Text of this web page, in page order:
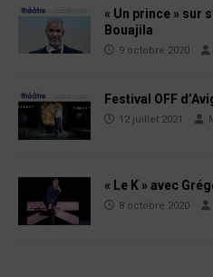
« Un prince » sur
Bouajila
9 octobre 2020
Festival OFF
12 juillet 2021
« Le K » avec
8 octobre 2020